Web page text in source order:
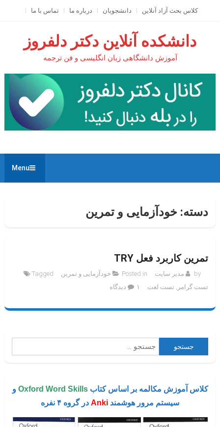
کلاس بحث آزاد آنلاين دانشجویان درباره ما تماس با ما
دانشکده آنلاین دکتر دلفروز
آموزش دانشگاهی زبان انگلیسی و فن ترجمه
Menu
دسته: خودآزمایی و تمرین
تمرین کاربرد فعل TRY
by مدیر سایت Posted in خودآزمایی و تمرین
Tagged
تست گرامر , تست لغت ۱ دیدگاه
برای
کاربرد
برای:
کلاس آموزش مکالمه بر اساس کتابOxford Word Skills و
سیستم مرور هوشمند Anki در گروه ۴ نفره